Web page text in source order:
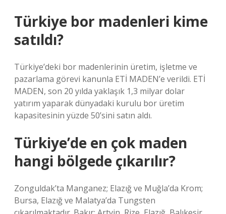
Türkiye bor madenleri kime
satıldı?
Türkiye’deki bor madenlerinin üretim, işletme ve
pazarlama görevi kanunla ETİ MADEN’e verildi. ETİ
MADEN, son 20 yılda yaklaşık 1,3 milyar dolar
yatırım yaparak dünyadaki kurulu bor üretim
kapasitesinin yüzde 50’sini satın aldı.
Türkiye’de en çok maden
hangi bölgede çıkarılır?
Zonguldak’ta Manganez; Elazığ ve Muğla’da Krom;
Bursa, Elazığ ve Malatya’da Tungsten